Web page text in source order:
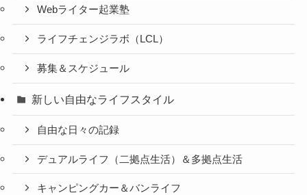
Webライター起業塾
ライフチェンジラボ（LCL）
募集＆スケジュール
新しい自由なライフスタイル
自由な日々の記録
デュアルライフ（二拠点生活）＆多拠点生活
キャンピングカー＆バンライフ